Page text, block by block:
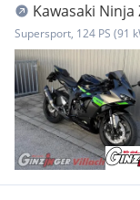
Kawasaki Ninja
Supersport, 124 PS (91